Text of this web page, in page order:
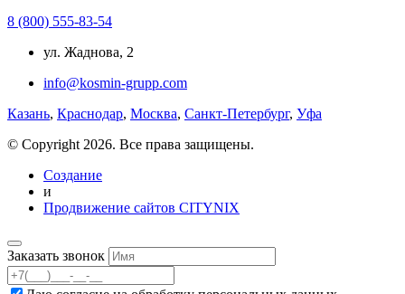
8 (800) 555-83-54
ул. Жаднова, 2
info@kosmin-grupp.com
Казань, Краснодар, Москва, Санкт-Петербург, Уфа
© Copyright 2026. Все права защищены.
Создание
и
Продвижение сайтов CITYNIX
Заказать звонок